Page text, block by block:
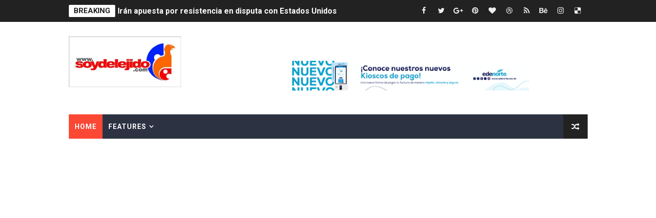
BREAKING Dominicana demanda Yankees por 10 millones de dólares
Un derrumbe en el centro de Cuba deja dos personas muertas y otra herida
Condenan a dos 'streamers' franceses por torturar hasta la muerte a su colega en directo
HOME FEATURES